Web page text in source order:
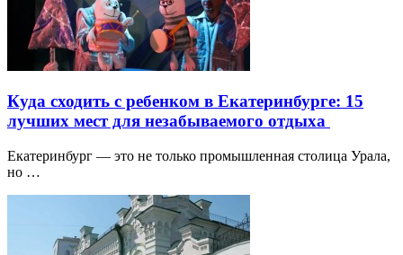
Куда сходить с ребенком в Екатеринбурге: 15
лучших мест для незабываемого отдыха
Екатеринбург — это не только промышленная столица Урала,
но …